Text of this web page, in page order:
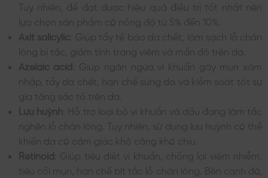
Tuy nhiên, để đạt được hiệu quả điều trị tốt nhất nên
lựa chọn sản phẩm có nồng độ từ 5% đến 10%.
Axit salicylic : Giúp tẩy tế bào da chết, làm sạch lỗ chân
lông bị tắc, giảm tình trạng viêm và mẩn đỏ trên da.
Azelaic acid : Giúp ngăn ngừa vi khuẩn gây mụn xâm
nhập, tẩy da chết, hạn chế sừng da và kiểm soát tốt sự
gia tăng sắc tố trên da.
Lưu huỳnh : Hỗ trợ loại bỏ vi khuẩn và dầu đang làm tắc
nghẽn lỗ chân lông. Tuy nhiên, sử dụng lưu huỳnh có thể
khiến da có cảm giác khô căng khó chịu.
Retinoid : Giúp tiêu diệt vi khuẩn, chống lại viêm nhiễm,
tiêu cồi mụn, hạn chế bít tắc lỗ chân lông. Bên cạnh đó,